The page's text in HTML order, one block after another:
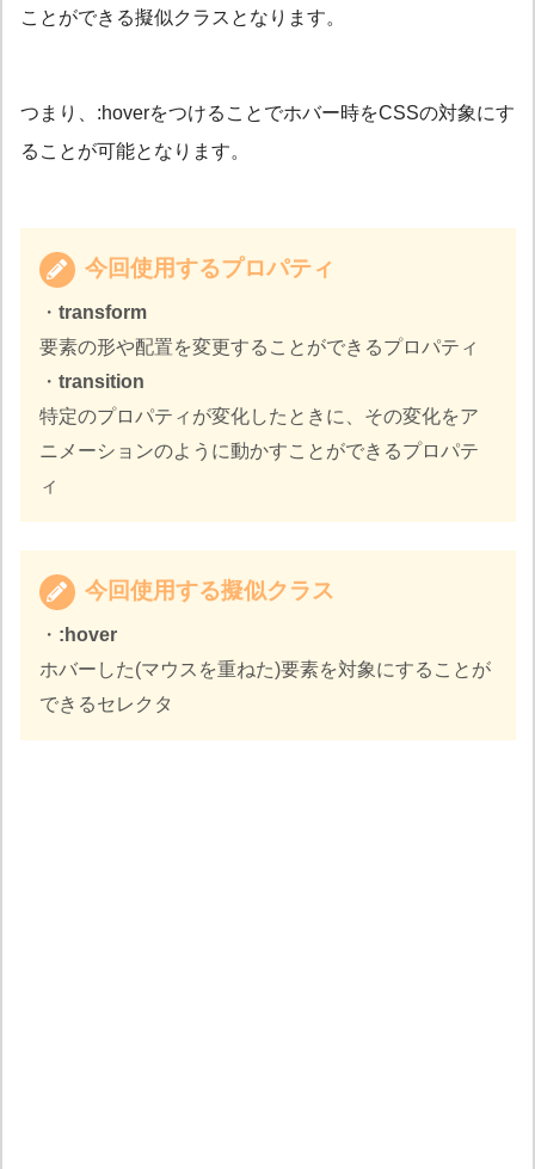
ことができる擬似クラスとなります。
つまり、:hoverをつけることでホバー時をCSSの対象にす
ることが可能となります。
今回使用するプロパティ
・ transform
要素の形や配置を変更することができるプロパティ
・ transition
特定のプロパティが変化したときに、その変化をア
ニメーションのように動かすことができるプロパテ
ィ
今回使用する擬似クラス
・ :hover
ホバーした(マウスを重ねた)要素を対象にすることが
できるセレクタ